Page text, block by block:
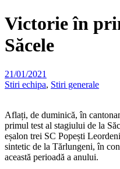
Victorie în
Săcele
21/01/2021
Stiri echipa, Stiri generale
Aflați, de duminică, în
primul test al stagiului de la
eșalon trei SC Popești
sintetic de la Tărlungeni, în
această perioadă a anului.